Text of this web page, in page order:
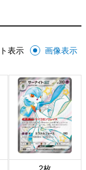
表示 画像表示